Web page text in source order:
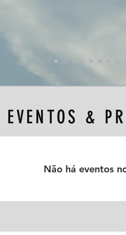
EVENTOS &
Não há eventos